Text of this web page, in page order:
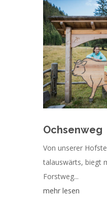
Ochsenweg
Von unserer
talauswärts, biegt
Forstweg...
mehr lesen